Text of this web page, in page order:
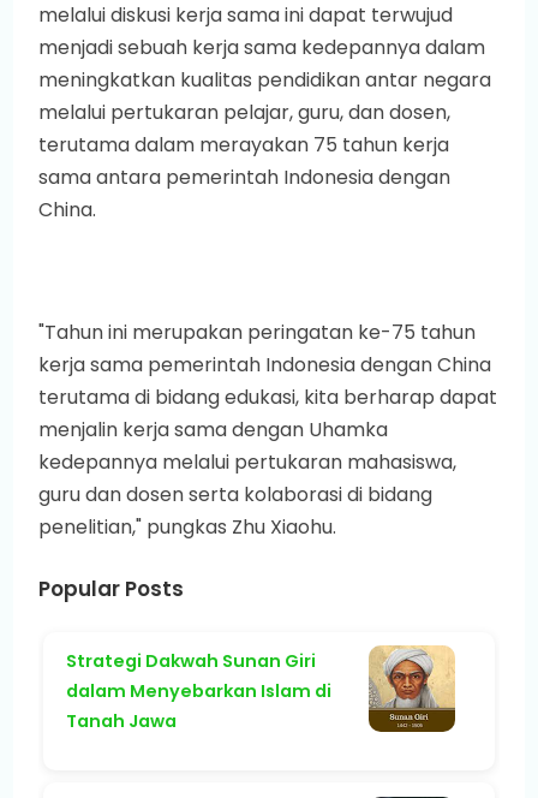
melalui diskusi kerja sama ini dapat terwujud
menjadi sebuah kerja sama kedepannya dalam
meningkatkan kualitas pendidikan antar negara
melalui pertukaran pelajar, guru, dan dosen,
terutama dalam merayakan 75 tahun kerja
sama antara pemerintah Indonesia dengan
China.
"Tahun ini merupakan peringatan ke-75 tahun
kerja sama pemerintah Indonesia dengan China
terutama di bidang edukasi, kita berharap dapat
menjalin kerja sama dengan Uhamka
kedepannya melalui pertukaran mahasiswa,
guru dan dosen serta kolaborasi di bidang
penelitian," pungkas Zhu Xiaohu.
Popular Posts
Strategi Dakwah Sunan Giri
dalam Menyebarkan Islam di
Tanah Jawa